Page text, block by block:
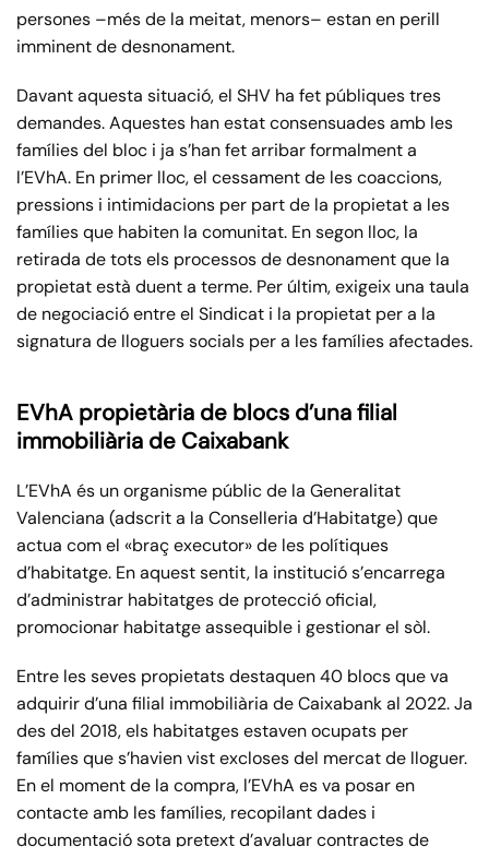
persones –més de la meitat, menors– estan en perill
imminent de desnonament.
Davant aquesta situació, el SHV ha fet públiques tres
demandes. Aquestes han estat consensuades amb les
famílies del bloc i ja s’han fet arribar formalment a
l’EVhA. En primer lloc, el cessament de les coaccions,
pressions i intimidacions per part de la propietat a les
famílies que habiten la comunitat. En segon lloc, la
retirada de tots els processos de desnonament que la
propietat està duent a terme. Per últim, exigeix una taula
de negociació entre el Sindicat i la propietat per a la
signatura de lloguers socials per a les famílies afectades.
EVhA propietària de blocs d’una filial
immobiliària de Caixabank
L’EVhA és un organisme públic de la Generalitat
Valenciana (adscrit a la Conselleria d’Habitatge) que
actua com el «braç executor» de les polítiques
d’habitatge. En aquest sentit, la institució s’encarrega
d’administrar habitatges de protecció oficial,
promocionar habitatge assequible i gestionar el sòl.
Entre les seves propietats destaquen 40 blocs que va
adquirir d’una filial immobiliària de Caixabank al 2022. Ja
des del 2018, els habitatges estaven ocupats per
famílies que s’havien vist excloses del mercat de lloguer.
En el moment de la compra, l’EVhA es va posar en
contacte amb les famílies, recopilant dades i
documentació sota pretext d’avaluar contractes de